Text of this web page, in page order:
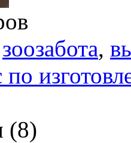
зоозабота,
(8)